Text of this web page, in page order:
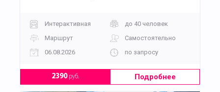
Интерактивная
до 40 человек
Маршрут
Самостоятельно
06.08.2026
по запросу
2390руб. Подробнее